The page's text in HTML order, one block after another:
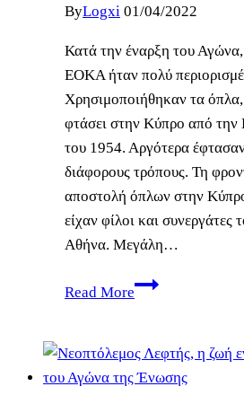
ByLogxi 01/04/2022
Κατά την έναρξη του
ΕΟΚΑ ήταν πολύ
Χρησιμοποιήθηκαν τα όπλα,
φτάσει στην Κύπρο από
του 1954. Αργότερα
διάφορους τρόπους. Τη
αποστολή όπλων στην
είχαν φίλοι και συνεργάτες
Αθήνα. Μεγάλη…
Read More
Ο
τα
οικονομικά